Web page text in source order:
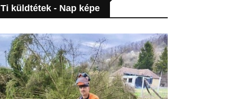
Ti küldtétek - Nap képe